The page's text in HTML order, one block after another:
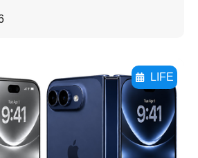
LIFE
textul pentru
aici